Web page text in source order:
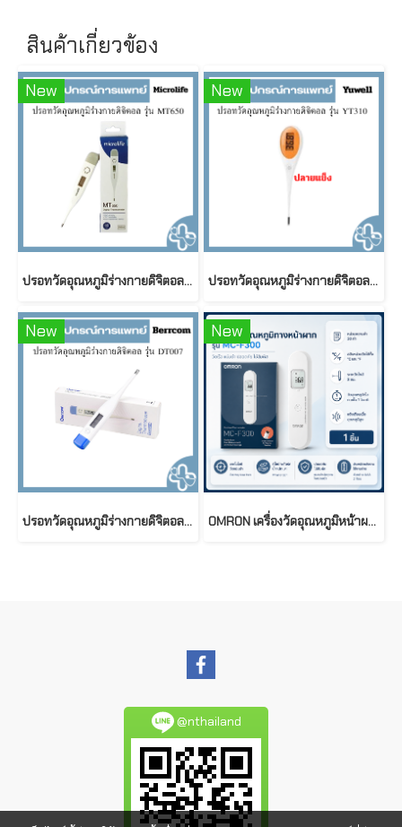
สินค้าเกี่ยวข้อง
New
ปรอทวัดอุณหภูมิร่างกายดิจิตอล รุ่น MT650
New
ปรอทวัดอุณหภูมิร่างกายดิจิตอล รุุ่น YT310
New
ปรอทวัดอุณหภูมิร่างกายดิจิตอล รุ่น DT007
New
OMRON เครื่องวัดอุณหภูมิหน้าผาก รุ่น MC-F300 ( Forehead Thermometer )
@nthailand